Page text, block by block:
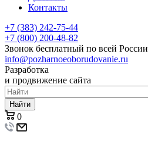
Контакты
+7 (383) 242-75-44
+7 (800) 200-48-82
Звонок бесплатный по всей России
info@pozharnoeoborudovanie.ru
Разработка
и продвижение сайта
Найти
0